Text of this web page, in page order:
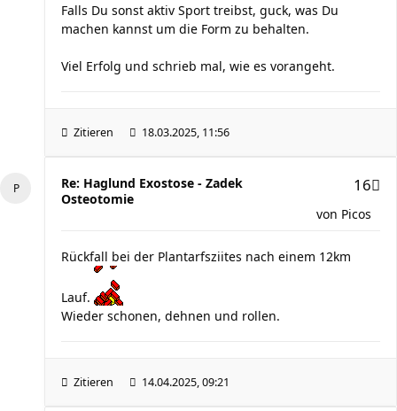
Falls Du sonst aktiv Sport treibst, guck, was Du
machen kannst um die Form zu behalten.
Viel Erfolg und schrieb mal, wie es vorangeht.
Zitieren 18.03.2025, 11:56
Re: Haglund Exostose - Zadek
Osteotomie
16
von Picos
Rückfall bei der Plantarfsziites nach einem 12km
Lauf.
Wieder schonen, dehnen und rollen.
Zitieren 14.04.2025, 09:21